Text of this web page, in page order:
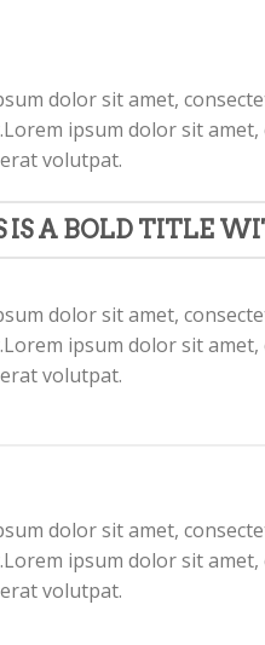
dolor sit amet,
ipsum dolor sit
volutpat.
IS A BOLD TITLE
dolor sit amet,
ipsum dolor sit
volutpat.
dolor sit amet,
ipsum dolor sit
volutpat.